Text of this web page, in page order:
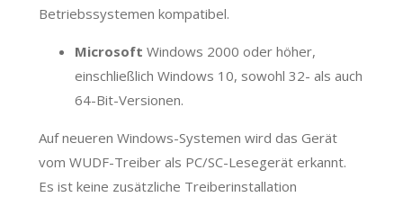
Betriebssystemen kompatibel.
Microsoft Windows 2000 oder höher,
einschließlich Windows 10, sowohl 32- als auch
64-Bit-Versionen.
Auf neueren Windows-Systemen wird das Gerät
vom WUDF-Treiber als PC/SC-Lesegerät erkannt.
Es ist keine zusätzliche Treiberinstallation